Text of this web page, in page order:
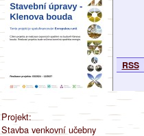
Projekt:
Stavba venkovní učebny
RSS